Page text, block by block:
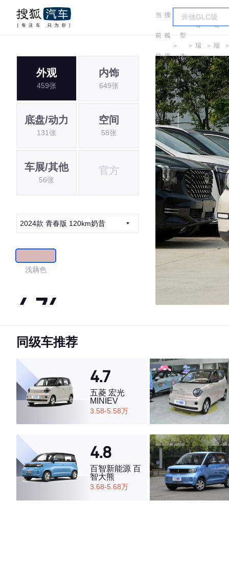
当
前
位
置:
搜
狐
汽
车
＞
车
型
大
全
＞
奇
瑞
QQ
＞
奇
瑞
QQ
外观
459张
内饰
649张
底盘/动力
131张
空间
58张
车展/其他
56张
官方
2024款 青春版 120km奶昔
浅藕色
4.74
·外观表现较为优秀，优于83%同级车
·空间表现较为优秀，优于60%同级车
同级车推荐
4.7
五菱 宏光
MINIEV
3.58-5.58万
4.8
百智新能源 百
智大熊
3.68-5.68万